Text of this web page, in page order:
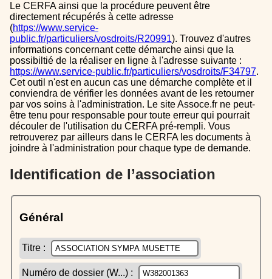
Le CERFA ainsi que la procédure peuvent être
directement récupérés à cette adresse
(https://www.service-
public.fr/particuliers/vosdroits/R20991). Trouvez d'autres
informations concernant cette démarche ainsi que la
possibiltié de la réaliser en ligne à l'adresse suivante :
https://www.service-public.fr/particuliers/vosdroits/F34797.
Cet outil n'est en aucun cas une démarche complète et il
conviendra de vérifier les données avant de les retourner
par vos soins à l'administration. Le site Assoce.fr ne peut-
être tenu pour responsable pour toute erreur qui pourrait
découler de l'utilisation du CERFA pré-rempli. Vous
retrouverez par ailleurs dans le CERFA les documents à
joindre à l'administration pour chaque type de demande.
Identification de l’association
Général
Titre :
Numéro de dossier (W...) :